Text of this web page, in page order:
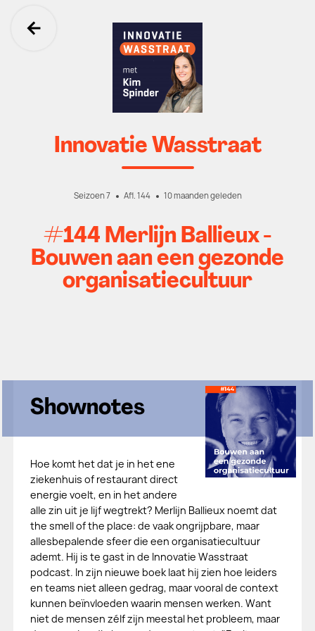
Ga terug
Innovatie Wasstraat
Seizoen 7 Afl. 144 10 maanden geleden
#144 Merlijn Ballieux -
Bouwen aan een gezonde
organisatiecultuur
Shownotes
Hoe komt het dat je in het ene
ziekenhuis of restaurant direct
energie voelt, en in het andere
alle zin uit je lijf wegtrekt? Merlijn Ballieux noemt dat
the smell of the place: de vaak ongrijpbare, maar
allesbepalende sfeer die een organisatiecultuur
ademt. Hij is te gast in de Innovatie Wasstraat
podcast. In zijn nieuwe boek laat hij zien hoe leiders
en teams niet alleen gedrag, maar vooral de context
kunnen beïnvloeden waarin mensen werken. Want
niet de mensen zélf zijn meestal het probleem, maar